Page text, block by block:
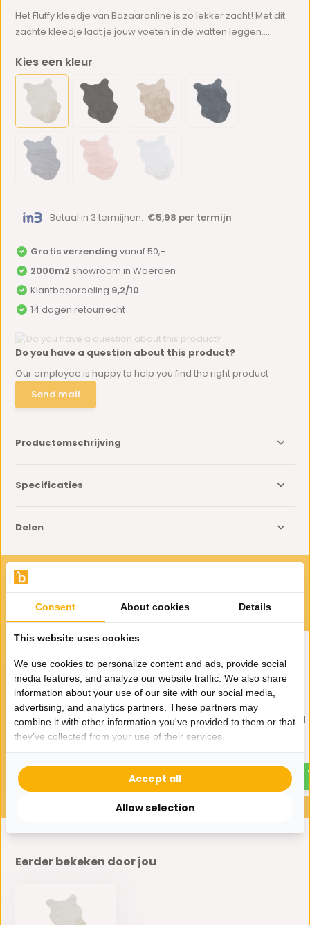
Het Fluffy kleedje van Bazaaronline is zo lekker zacht! Met dit
zachte kleedje laat je jouw voeten in de watten leggen....
Kies een kleur
Betaal in 3 termijnen: €5,98 per termijn
Gratis verzending vanaf 50,-
2000m2 showroom in Woerden
Klantbeoordeling 9,2/10
14 dagen retourrecht
Do you have a question about this product?
Our employee is happy to help you find the right product
Send mail
Productomschrijving
Specificaties
Delen
VOOR JOU GESELECTEERD
Gerelateerde producten
Fluffy zacht Vloerkleed Taupe
- Rond
45,- 34,95
Fluffy zacht Vloerkleed
- Rond
45,- 34,95
Eerder bekeken door jou
Consent About cookies Details
This website uses cookies
We use cookies to personalize content and ads, provide social
media features, and analyze our website traffic. We also share
information about your use of our site with our social media,
advertising, and analytics partners. These partners may
combine it with other information you've provided to them or that
they've collected from your use of their services.
Allow selection
Accept all